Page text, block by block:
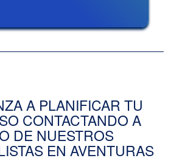
A PLANIFICAR TU
CONTACTANDO A
DE NUESTROS
EN AVENTURAS